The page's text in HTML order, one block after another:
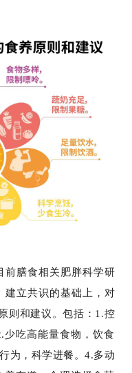
前膳食相关肥胖科学研
建立共识的基础上，对
则和建议。包括：1.控
吃高能量食物，饮食
为，科学进餐。4.多动